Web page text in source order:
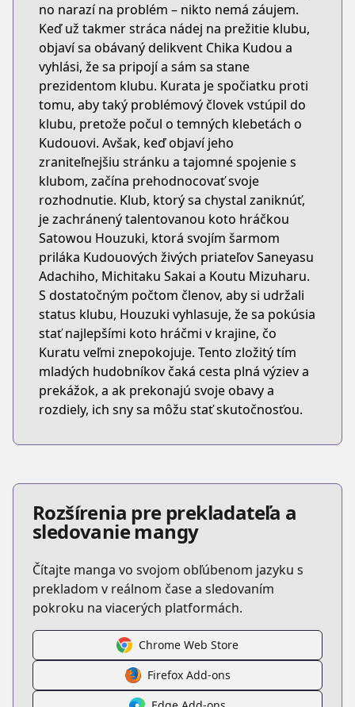
no narazí na problém – nikto nemá záujem.
Keď už takmer stráca nádej na prežitie klubu,
objaví sa obávaný delikvent Chika Kudou a
vyhlási, že sa pripojí a sám sa stane
prezidentom klubu. Kurata je spočiatku proti
tomu, aby taký problémový človek vstúpil do
klubu, pretože počul o temných klebetách o
Kudouovi. Avšak, keď objaví jeho
zraniteľnejšiu stránku a tajomné spojenie s
klubom, začína prehodnocovať svoje
rozhodnutie. Klub, ktorý sa chystal zaniknúť,
je zachránený talentovanou koto hráčkou
Satowou Houzuki, ktorá svojím šarmom
priláka Kudouových živých priateľov Saneyasu
Adachiho, Michitaku Sakai a Koutu Mizuharu.
S dostatočným počtom členov, aby si udržali
status klubu, Houzuki vyhlasuje, že sa pokúsia
stať najlepšími koto hráčmi v krajine, čo
Kuratu veľmi znepokojuje. Tento zložitý tím
mladých hudobníkov čaká cesta plná výziev a
prekážok, a ak prekonajú svoje obavy a
rozdiely, ich sny sa môžu stať skutočnosťou.
Rozšírenia pre prekladateľa a
sledovanie mangy
Čítajte manga vo svojom obľúbenom jazyku s
prekladom v reálnom čase a sledovaním
pokroku na viacerých platformách.
Chrome Web Store
Firefox Add-ons